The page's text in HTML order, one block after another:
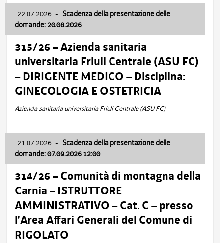
22.07.2026 - Scadenza della presentazione delle
domande: 20.08.2026
315/26 – Azienda sanitaria
universitaria Friuli Centrale (ASU FC)
– DIRIGENTE MEDICO – Disciplina:
GINECOLOGIA E OSTETRICIA
Azienda sanitaria universitaria Friuli Centrale (ASU FC)
21.07.2026 - Scadenza della presentazione delle
domande: 07.09.2026 12:00
314/26 – Comunità di montagna della
Carnia – ISTRUTTORE
AMMINISTRATIVO – Cat. C – presso
l’Area Affari Generali del Comune di
RIGOLATO